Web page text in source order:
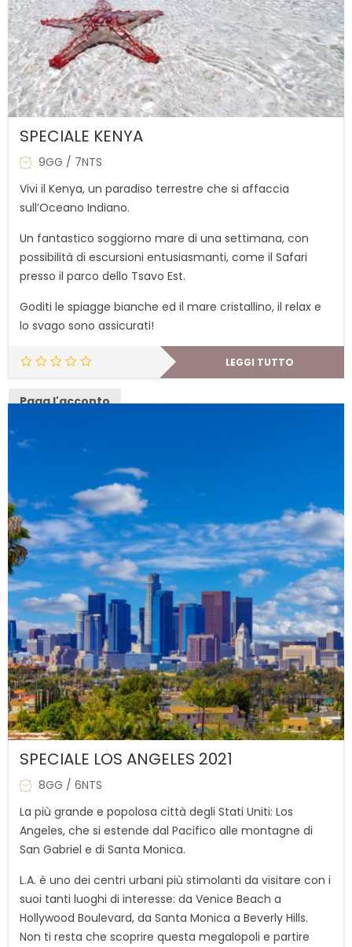
SPECIALE KENYA
9GG / 7NTS
Vivi il Kenya, un paradiso terrestre che si affaccia
sull’Oceano Indiano.
Un fantastico soggiorno mare di una settimana, con
possibilità di escursioni entusiasmanti, come il Safari
presso il parco dello Tsavo Est.
Goditi le spiagge bianche ed il mare cristallino, il relax e
lo svago sono assicurati!
LEGGI TUTTO
Paga l'acconto
SPECIALE LOS ANGELES 2021
8GG / 6NTS
La più grande e popolosa città degli Stati Uniti: Los
Angeles, che si estende dal Pacifico alle montagne di
San Gabriel e di Santa Monica.
L.A. è uno dei centri urbani più stimolanti da visitare con i
suoi tanti luoghi di interesse: da Venice Beach a
Hollywood Boulevard, da Santa Monica a Beverly Hills.
Non ti resta che scoprire questa megalopoli e partire